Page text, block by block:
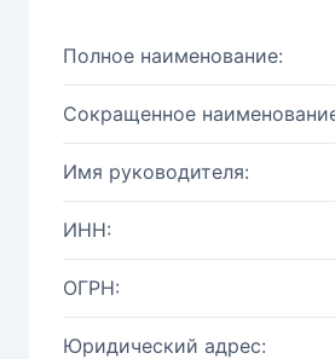
Полное наименование:
Сокращенное
Имя руководителя:
ИНН:
ОГРН:
Юридический адрес: